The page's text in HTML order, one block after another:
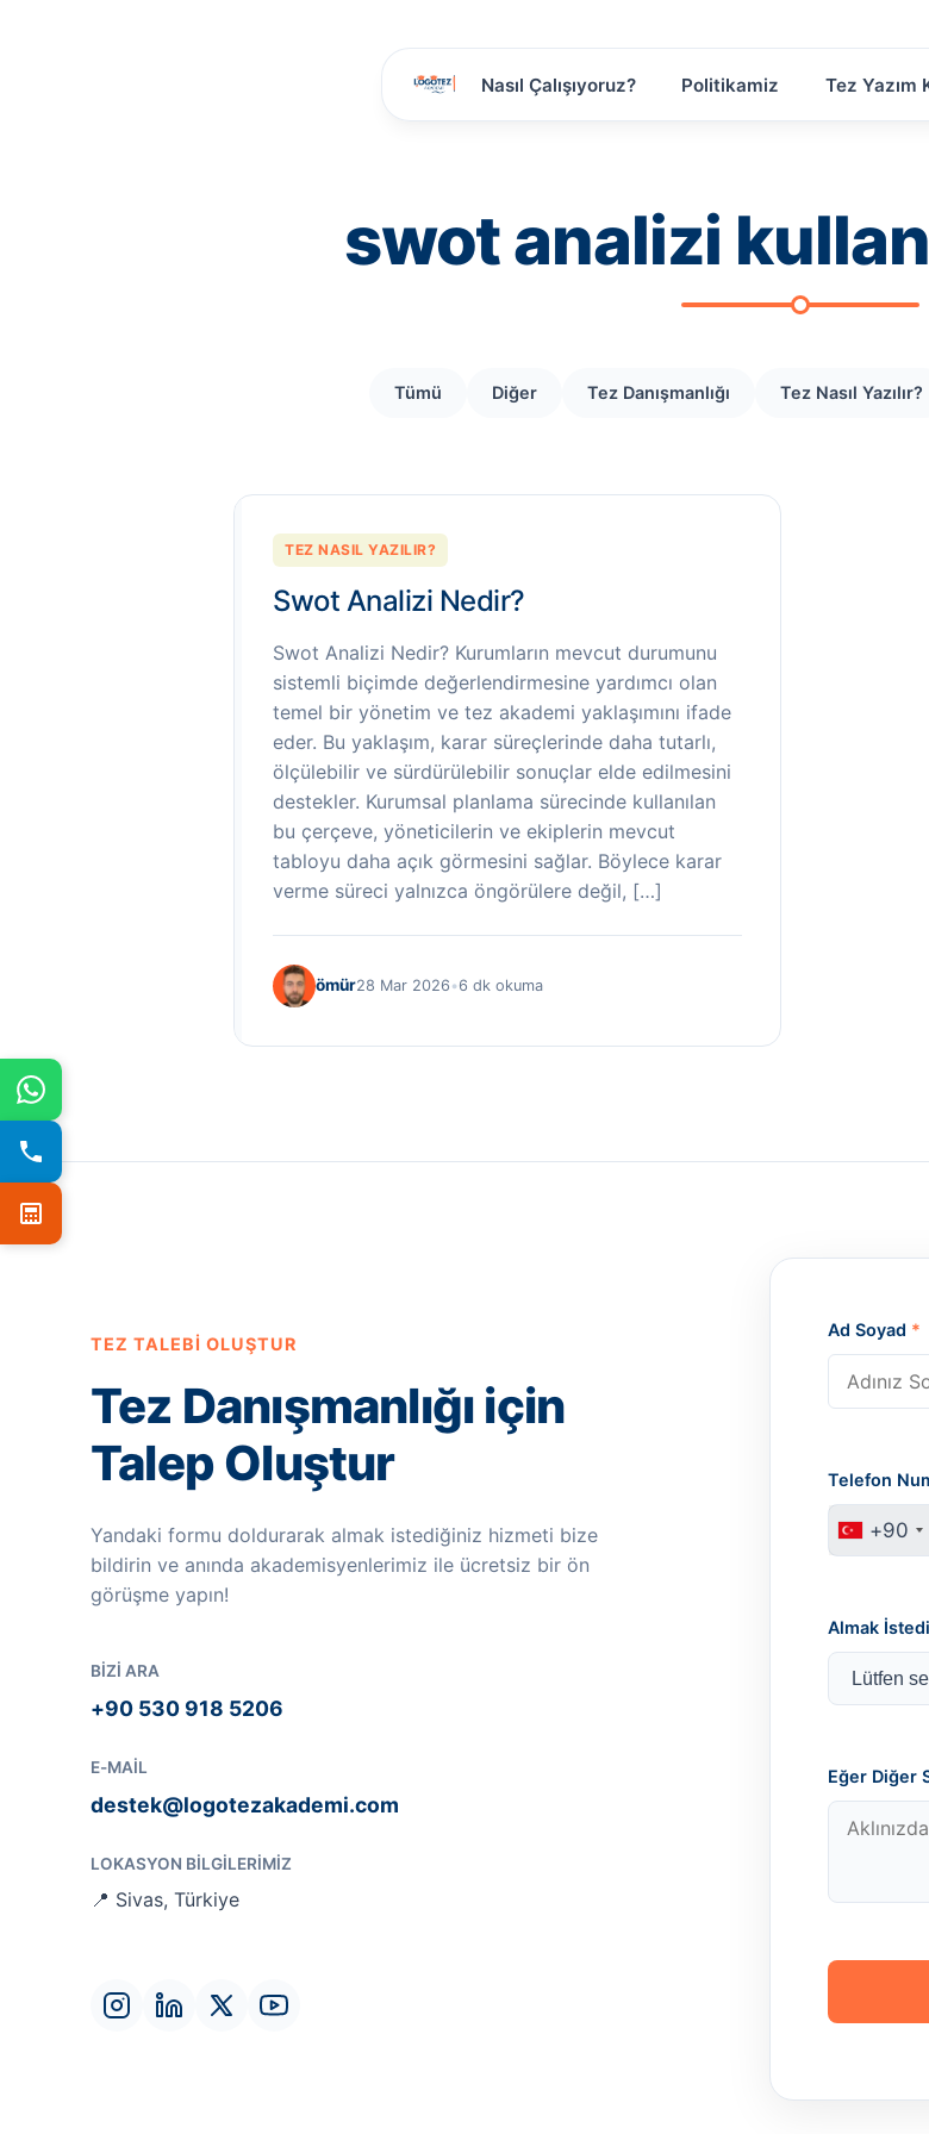
Nasıl Çalışıyoruz? Politikamiz Tez Yazım
swot analizi
Tümü Diğer Tez Danışmanlığı Tez Nasıl Yazılır?
TEZ NASIL YAZILIR?
Swot Analizi Nedir?
Swot Analizi Nedir? Kurumların mevcut durumunu
sistemli biçimde değerlendirmesine yardımcı olan
temel bir yönetim ve tez akademi yaklaşımını ifade
eder. Bu yaklaşım, karar süreçlerinde daha tutarlı,
ölçülebilir ve sürdürülebilir sonuçlar elde edilmesini
destekler. Kurumsal planlama sürecinde kullanılan
bu çerçeve, yöneticilerin ve ekiplerin mevcut
tabloyu daha açık görmesini sağlar. Böylece karar
verme süreci yalnızca öngörülere değil, […]
ömür28 Mar 2026 •6 dk okuma
TEZ TALEBI OLUŞTUR
Tez Danışmanlığı için
Talep Oluştur
Yandaki formu doldurarak almak istediğiniz hizmeti bize
bildirin ve anında akademisyenlerimiz ile ücretsiz bir ön
görüşme yapın!
BIZI ARA
+90 530 918 5206
E-MAIL
destek@logotezakademi.com
LOKASYON BILGILERIMIZ
📍 Sivas, Türkiye
Ad Soyad *
Telefon
+90
Almak
Eğer Diğer